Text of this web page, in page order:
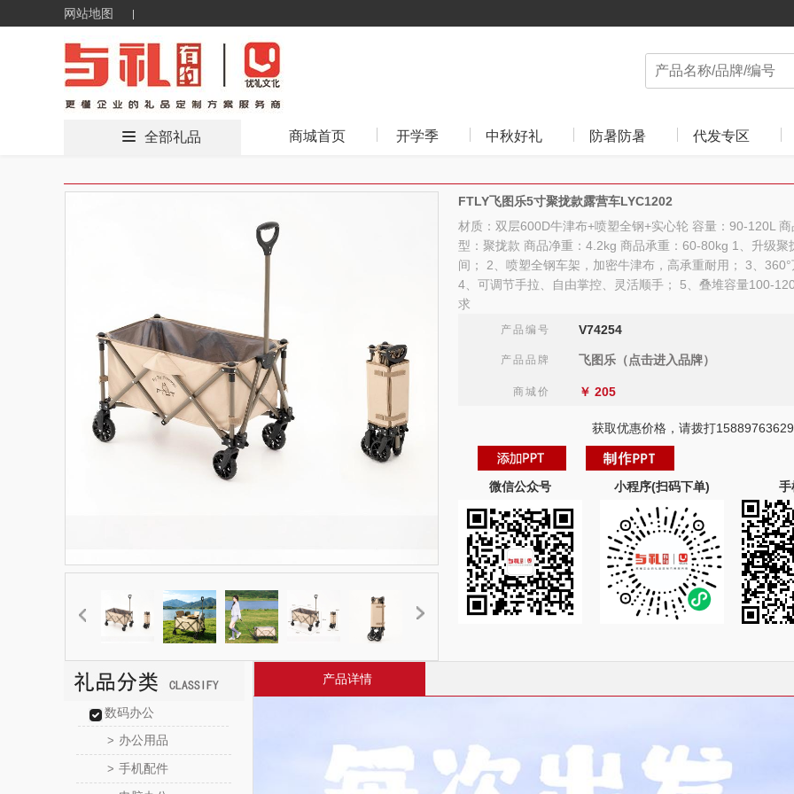
网站地图
全部礼品 商城首页 开学季 中秋好礼 防暑防暑 代发专区
FTLY飞图乐5寸聚拢款露营车LYC1202
材质：双层600D牛津布+喷塑全钢+实心轮 容量：90-120L
型：聚拢款 商品净重：4.2kg 商品承重：60-80kg 1、升级聚
间； 2、喷塑全钢车架，加密牛津布，高承重耐用； 3、
4、可调节手拉、自由掌控、灵活顺手； 5、叠堆容量100-
求
产品编号 V74254
产品品牌 飞图乐（点击进入品牌）
商城价 ￥ 205
获取优惠价格，请拨打15889763629
微信公众号 小程序(扫码下单) 手
数码办公
> 办公用品
> 手机配件
产品详情